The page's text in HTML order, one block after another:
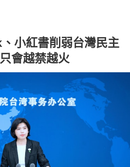
小紅書削弱台灣民主
會越禁越火